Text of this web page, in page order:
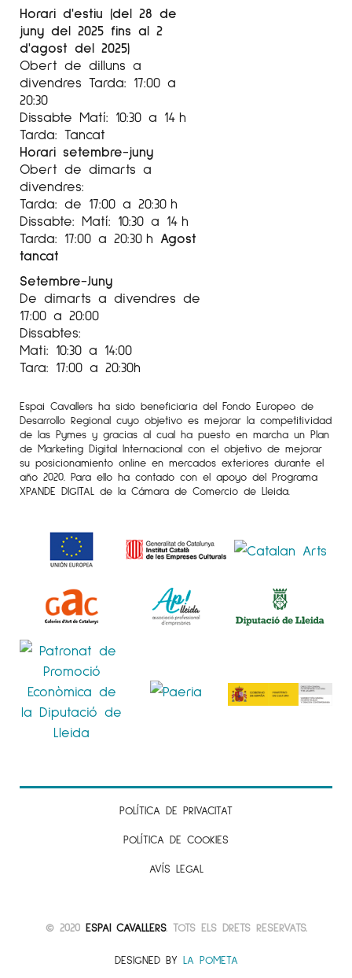
Horari d'estiu (del 28 de
juny del 2025 fins al 2
d'agost del 2025)
Obert de dilluns a
divendres Tarda: 17:00 a
20:30
Dissabte Matí: 10:30 a 14 h
Tarda: Tancat
Horari setembre-juny
Obert de dimarts a
divendres:
Tarda: de 17:00 a 20:30 h
Dissabte: Matí: 10:30 a 14 h
Tarda: 17:00 a 20:30 h Agost
tancat
Setembre-Juny
De dimarts a divendres de
17:00 a 20:00
Dissabtes:
Mati: 10:30 a 14:00
Tara: 17:00 a 20:30h
Espai Cavallers ha sido beneficiaria del Fondo Europeo de
Desarrollo Regional cuyo objetivo es mejorar la competitividad
de las Pymes y gracias al cual ha puesto en marcha un Plan
de Marketing Digital Internacional con el objetivo de mejorar
su posicionamiento online en mercados exteriores durante el
año 2020. Para ello ha contado con el apoyo del Programa
XPANDE DIGITAL de la Cámara de Comercio de Lleida.
POLÍTICA DE PRIVACITAT
POLÍTICA DE COOKIES
AVÍS LEGAL
© 2020 ESPAI CAVALLERS. TOTS ELS DRETS RESERVATS.
DESIGNED BY LA POMETA